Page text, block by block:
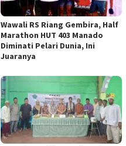
Wawali RS Riang Gembira, Half
Marathon HUT 403 Manado
Diminati Pelari Dunia, Ini
Juaranya